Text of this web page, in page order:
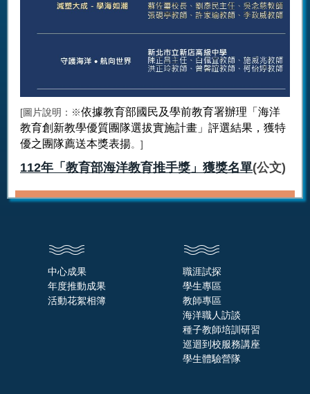
[圖片說明：※依據教育部國民及學前教育署辦理「海洋
教育創新教學優質團隊選拔實施計畫」評選結果，獲特
優之團隊薦送本獎表揚。]
112年「教育部海洋教育推手獎」獲獎名單(公文)
中心成果
年度推動成果
活動花絮相簿
職涯試探
學生專區
教師專區
海洋職人訪談
種子教師培訓研習
巡迴到校服務講座
學生體驗營隊